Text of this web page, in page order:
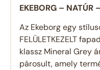
EKEBORG – NATÚR
Az Ekeborg egy
FELÜLETKEZELT
klassz Mineral Grey
párosult, amely